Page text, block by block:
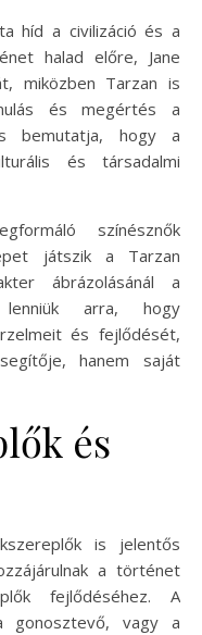
híd a civilizáció és a
halad előre, Jane
miközben Tarzan is
és megértés a
bemutatja, hogy a
és társadalmi
színésznők
játszik a Tarzan
ábrázolásánál a
lenniük arra, hogy
és fejlődését,
hanem saját
és
is jelentős
a történet
fejlődéséhez. A
gonosztevő, vagy a